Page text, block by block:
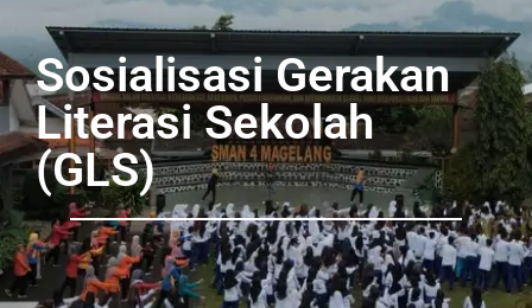
Sosialisasi Gerakan
Literasi Sekolah
(GLS)